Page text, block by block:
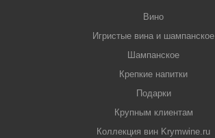
Вино
Игристые вина и шампанское
Шампанское
Крепкие напитки
Подарки
Крупным клиентам
Коллекция вин Krymwine.ru